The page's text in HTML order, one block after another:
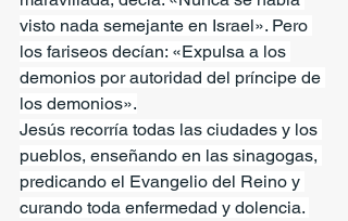
visto nada semejante en Israel». Pero
los fariseos decían: «Expulsa a los
demonios por autoridad del príncipe de
los demonios».
Jesús recorría todas las ciudades y los
pueblos, enseñando en las sinagogas,
predicando el Evangelio del Reino y
curando toda enfermedad y dolencia.